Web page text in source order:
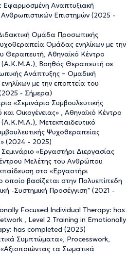
Αναπτυξιακή
Επιστημών (2025 -
Ομάδα Προσωπικής
Ομάδας ενηλίκων με την
Θεραπευτή, Αθηναϊκό Κέντρο
Βοηθός Θεραπευτή σε
Ανάπτυξης – Ομαδική
με την εποπτεία του
- Σήμερα)
«Σεμινάριο Συμβουλευτικής
Οικογένειας» , Αθηναϊκό Κέντρο
Μετεκπαιδευτικό
Ψυχοθεραπείας
(2024 - 2025)
«Εργαστήρι Διεργασίας
Μελέτης του Ανθρώπου
στο «Εργαστήρι
βασίζεται στην Πολυεπίπεδη
-Συστημική Προσέγγιση" (2021 -
Focused Individual Therapy: has
, Level 2 Training in Emotionally
has completed (2023)
Συμπτώματα», Processwork,
τα Σωματικά